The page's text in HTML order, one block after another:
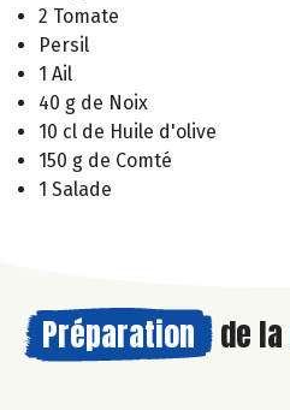
2 Tomate
Persil
1 Ail
40 g de Noix
10 cl de Huile d'olive
150 g de Comté
1 Salade
Préparation de la